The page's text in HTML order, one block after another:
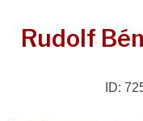
Rudolf
ID: